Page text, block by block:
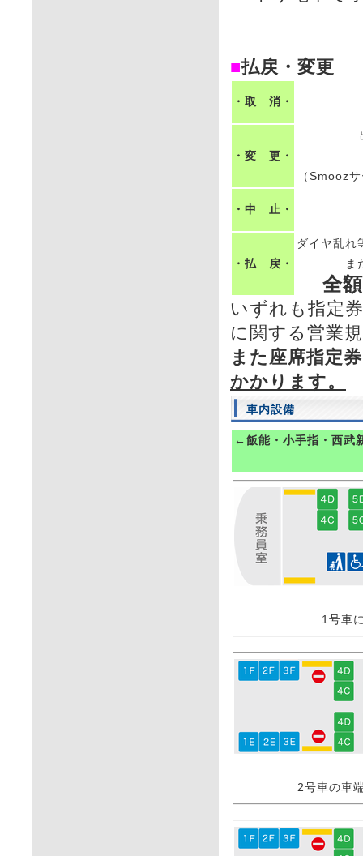
■払戻・変更
・取 消・
・変 更・
（Smooz
・中 止・
・払 戻・
ダイヤ乱れ
ま
全
いずれも指定
に関する営業
また座席指定
かかります。
車内設備
←飯能・小手指
1号車
2号車の車